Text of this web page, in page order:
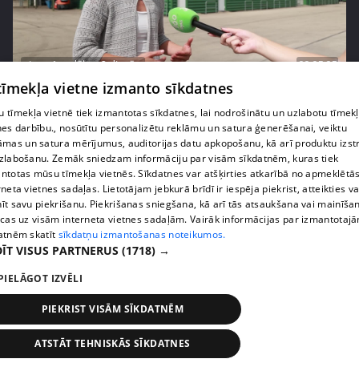
pirms 1 nedēļas, 2 dienām 00:05:05
Melleņu zelta drudzis: kas nosaka iepirkuma
cenu?
409. epizode
pirms 1 nedēļas, 2 dienām
Ogas un sēnes šogad dārgākas, bet uzpirkšanas
vietne izmanto sīkdatnes
tīmekļa vietnē tiek izmantotas sīkdatnes, lai nodrošinātu un uzlabotu
darbību., nosūtītu personalizētu reklāmu un satura ģenerēšanai, veiktu
un satura mērījumus, auditorijas datu apkopošanu, kā arī produktu
Zemāk sniedzam informāciju par visām sīkdatnēm, kuras tiek
mūsu tīmekļa vietnēs. Sīkdatnes var atšķirties atkarībā no
vietnes sadaļas. Lietotājam jebkurā brīdī ir iespēja piekrist, atteikties
savu piekrišanu. Piekrišanas sniegšana, kā arī tās atsaukšana vai
uz visām interneta vietnes sadaļām. Vairāk informācijas par
skatīt sīkdatņu izmantošanas noteikumos.
VISUS PARTNERUS (1718) →
IZVĒLI
PIEKRIST VISĀM SĪKDATNĒM
ATSTĀT TEHNISKĀS SĪKDATNES